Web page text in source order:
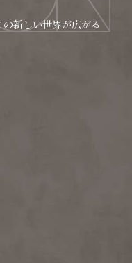
新しい世界が広がる